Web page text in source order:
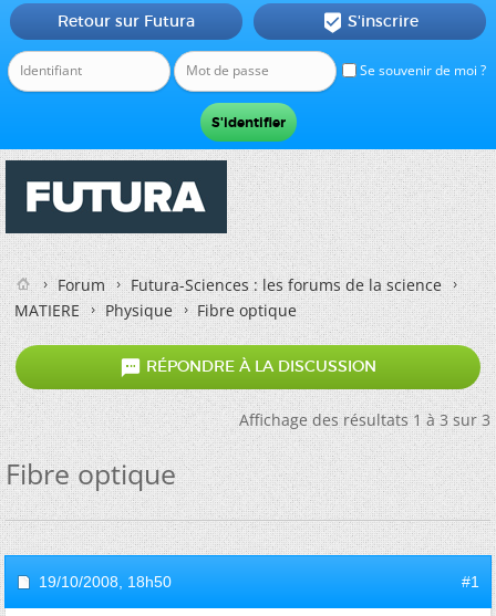
Se souvenir de moi ?
Retour sur Futura  S'inscrire
Forum
Futura-Sciences : les forums de la science
MATIERE
Physique Fibre optique
 RÉPONDRE À LA DISCUSSION
Affichage des résultats 1 à 3 sur 3
Fibre optique
19/10/2008, 18h50 #1